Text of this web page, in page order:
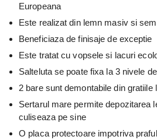
Europeana
Este realizat din lemn masiv si
Beneficiaza de finisaje de exceptie
Este tratat cu vopsele si lacuri
Salteluta se poate fixa la 3 nivele
2 bare sunt demontabile din gratiile
Sertarul mare permite depozitarea
culiseaza pe sine
O placa protectoare impotriva